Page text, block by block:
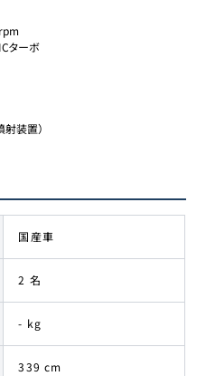
国産車
2 名
- kg
339 cm